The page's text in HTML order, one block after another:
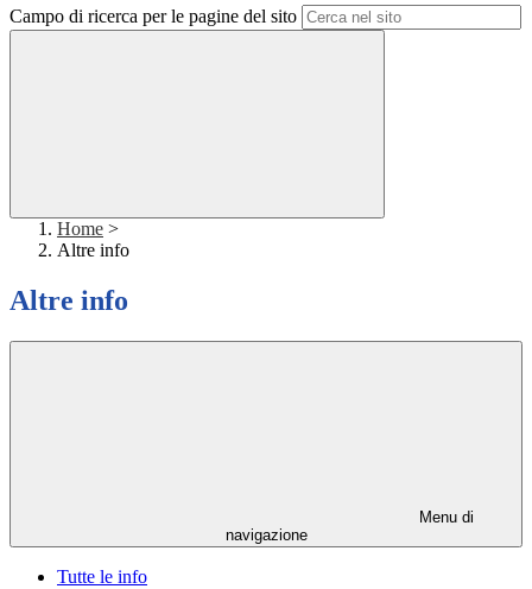
Campo di ricerca per le pagine del sito
Home >
Altre info
Altre info
Menu di
navigazione
Tutte le info